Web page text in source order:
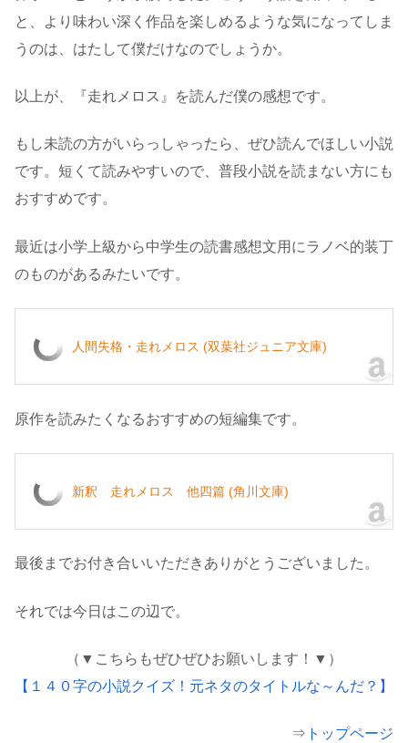
と、より味わい深く作品を楽しめるような気になってしま
うのは、はたして僕だけなのでしょうか。
以上が、『走れメロス』を読んだ僕の感想です。
もし未読の方がいらっしゃったら、ぜひ読んでほしい小説
です。短くて読みやすいので、普段小説を読まない方にも
おすすめです。
最近は小学上級から中学生の読書感想文用にラノベ的装丁
のものがあるみたいです。
人間失格・走れメロス (双葉社ジュニア文庫)
原作を読みたくなるおすすめの短編集です。
新釈 走れメロス 他四篇 (角川文庫)
最後までお付き合いいただきありがとうございました。
それでは今日はこの辺で。
（▼こちらもぜひぜひお願いします！▼）
【１４０字の小説クイズ！元ネタのタイトルな～んだ？】
⇒ トップページ